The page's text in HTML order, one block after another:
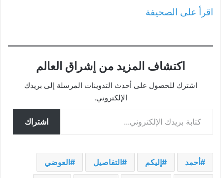
اقرأ على الصحيفة
اكتشاف المزيد من إشراق العالم
اشترك للحصول على أحدث التدوينات المرسلة إلى بريدك
الإلكتروني.
كتابة بريدك الإلكتروني...
اشتراك
أحمد إليكم التفاصيل العوضي